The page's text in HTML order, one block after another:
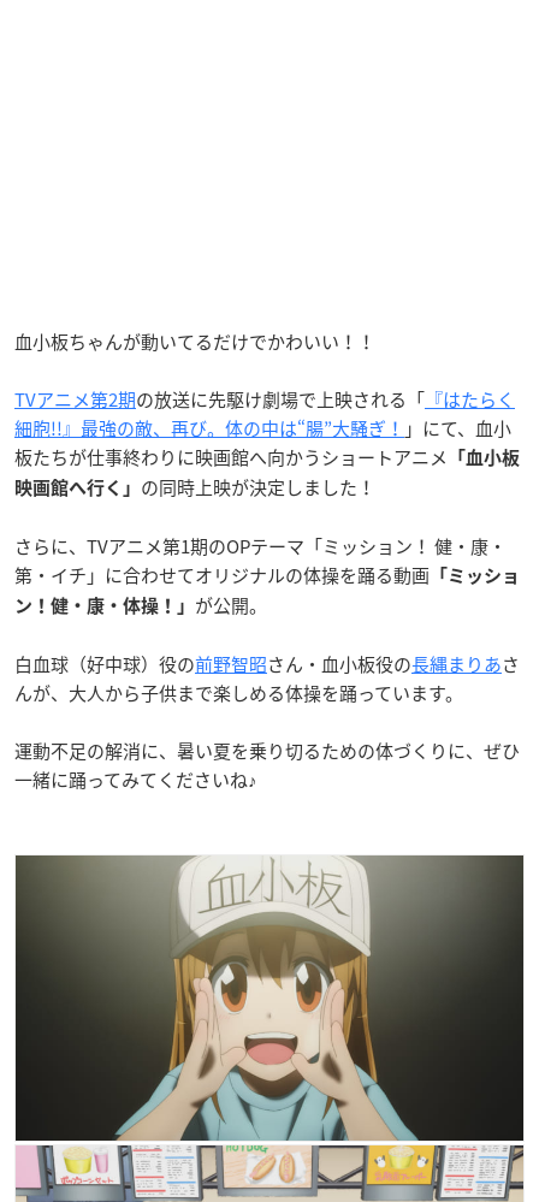
血小板ちゃんが動いてるだけでかわいい！！
TVアニメ第2期の放送に先駆け劇場で上映される「 『はたらく
細胞!!』最強の敵、再び。体の中は“腸”大騒ぎ！ 」にて、血小
板たちが仕事終わりに映画館へ向かうショートアニメ
「血小板
映画館へ行く」 の同時上映が決定しました！
さらに、TVアニメ第1期のOPテーマ「ミッション！ 健・康・
第・イチ」に合わせてオリジナルの体操を踊る動画 「ミッショ
ン！健・康・体操！」 が公開。
白血球（好中球）役の前野智昭さん・血小板役の長縄まりあさ
んが、大人から子供まで楽しめる体操を踊っています。
運動不足の解消に、暑い夏を乗り切るための体づくりに、ぜひ
一緒に踊ってみてくださいね♪